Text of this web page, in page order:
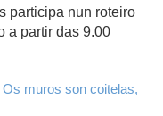
participa nun roteiro
a partir das 9.00
muros son coitelas,